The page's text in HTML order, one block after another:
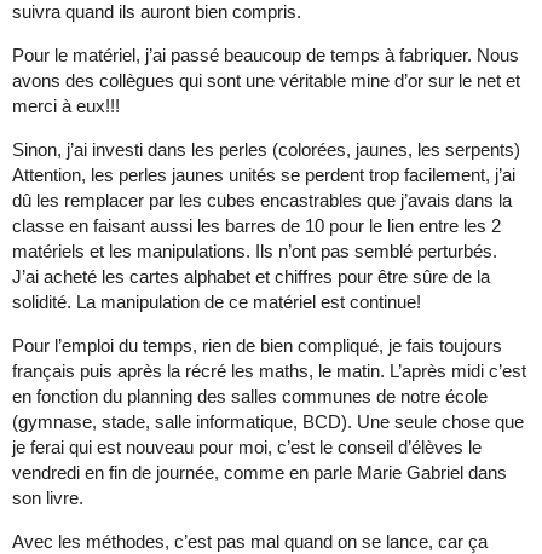
suivra quand ils auront bien compris.
Pour le matériel, j’ai passé beaucoup de temps à fabriquer. Nous
avons des collègues qui sont une véritable mine d’or sur le net et
merci à eux!!!
Sinon, j’ai investi dans les perles (colorées, jaunes, les serpents)
Attention, les perles jaunes unités se perdent trop facilement, j’ai
dû les remplacer par les cubes encastrables que j’avais dans la
classe en faisant aussi les barres de 10 pour le lien entre les 2
matériels et les manipulations. Ils n’ont pas semblé perturbés.
J’ai acheté les cartes alphabet et chiffres pour être sûre de la
solidité. La manipulation de ce matériel est continue!
Pour l’emploi du temps, rien de bien compliqué, je fais toujours
français puis après la récré les maths, le matin. L’après midi c’est
en fonction du planning des salles communes de notre école
(gymnase, stade, salle informatique, BCD). Une seule chose que
je ferai qui est nouveau pour moi, c’est le conseil d’élèves le
vendredi en fin de journée, comme en parle Marie Gabriel dans
son livre.
Avec les méthodes, c’est pas mal quand on se lance, car ça